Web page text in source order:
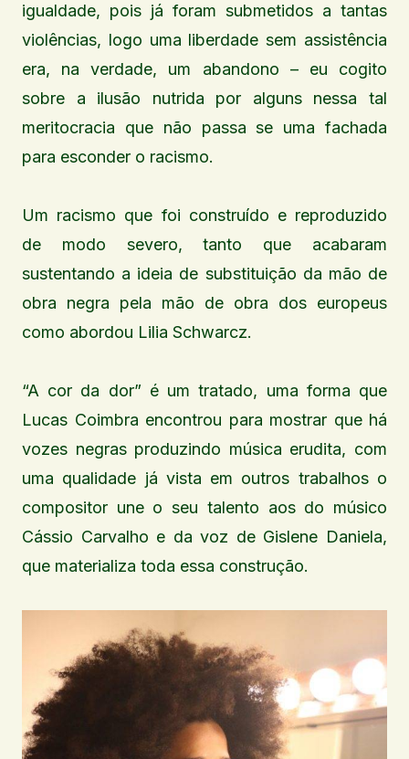
igualdade, pois já foram submetidos a tantas
violências, logo uma liberdade sem assistência
era, na verdade, um abandono – eu cogito
sobre a ilusão nutrida por alguns nessa tal
meritocracia que não passa se uma fachada
para esconder o racismo.
Um racismo que foi construído e reproduzido
de modo severo, tanto que acabaram
sustentando a ideia de substituição da mão de
obra negra pela mão de obra dos europeus
como abordou Lilia Schwarcz.
“A cor da dor” é um tratado, uma forma que
Lucas Coimbra encontrou para mostrar que há
vozes negras produzindo música erudita, com
uma qualidade já vista em outros trabalhos o
compositor une o seu talento aos do músico
Cássio Carvalho e da voz de Gislene Daniela,
que materializa toda essa construção.